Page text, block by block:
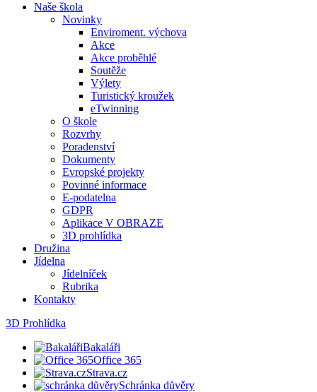
Naše škola
Novinky
Enviroment. výchova
Akce
Akce proběhlé
Soutěže
Výlety
Turistický kroužek
eTwinning
O škole
Rozvrhy
Poradenství
Dokumenty
Evropské projekty
Povinné informace
E-podatelna
GDPR
Aplikace V OBRAZE
3D prohlídka
Družina
Jídelna
Jídelníček
Rubrika
Kontakty
3D Prohlídka
Bakaláři
Office 365
Strava.cz
Schránka důvěry